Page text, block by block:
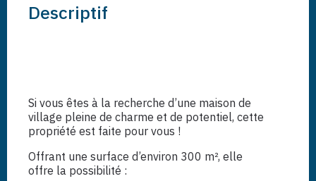
Descriptif
Si vous êtes à la recherche d’une maison de
village pleine de charme et de potentiel, cette
propriété est faite pour vous !
Offrant une surface d’environ 300 m², elle
offre la possibilité :